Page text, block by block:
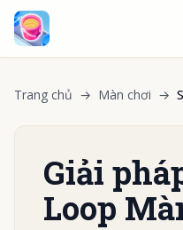
Trang chủ → Màn chơi →
Giải
Loop